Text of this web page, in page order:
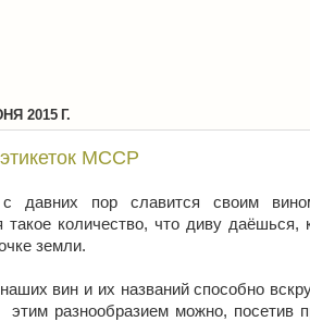
2015 Г.
МССР
давних пор славится своим
такое количество, что диву
земли.
вин и их названий способно
этим разнообразием можно, посетив